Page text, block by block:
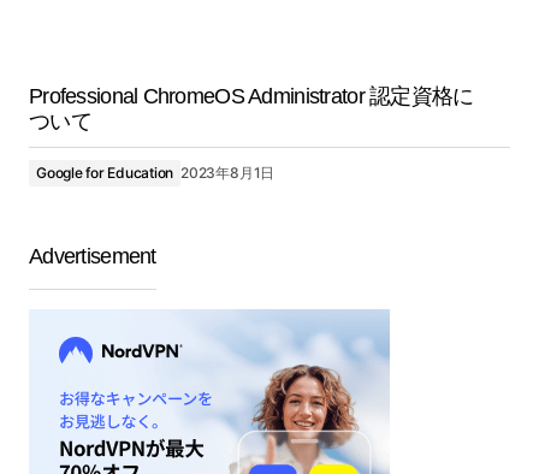
Professional ChromeOS Administrator 認定資格に
ついて
Google for Education 2023年8月1日
Advertisement